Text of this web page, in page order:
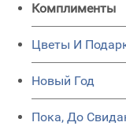
Комплименты
Цветы И
Новый Год
Пока, До